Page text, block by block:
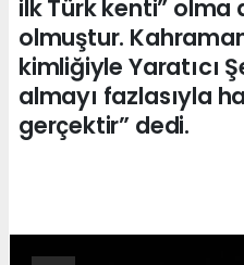
ilk Türk kenti” olma
olmuştur.
kimliğiyle Yaratıcı
almayı fazlasıyla
gerçektir” dedi.